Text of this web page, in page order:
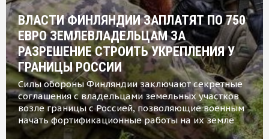
ВЛАСТИ ФИНЛЯНДИИ ЗАПЛАТЯТ ПО 750
ЕВРО ЗЕМЛЕВЛАДЕЛЬЦАМ ЗА
РАЗРЕШЕНИЕ СТРОИТЬ УКРЕПЛЕНИЯ У
ГРАНИЦЫ РОССИИ
Силы обороны Финляндии заключают секретные
соглашения с владельцами земельных участков
возле границы с Россией, позволяющие военным
начать фортификационные работы на их земле